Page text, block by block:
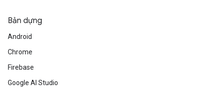
Bản dựng
Android
Chrome
Firebase
Google AI Studio